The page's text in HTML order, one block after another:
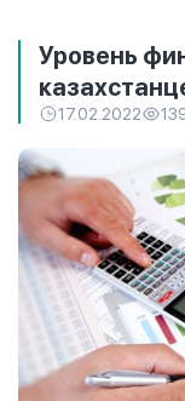
Уровень
17.02.2022